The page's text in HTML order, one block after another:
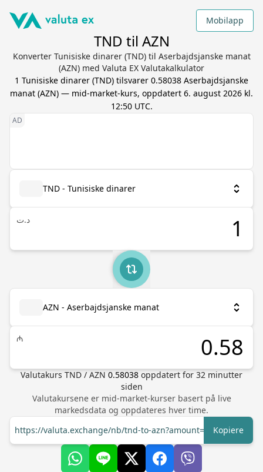
Mobilapp
TND til AZN
Konverter Tunisiske dinarer (TND) til Aserbajdsjanske manat
(AZN) med Valuta EX Valutakalkulator
1 Tunisiske dinarer (TND) tilsvarer 0.58038 Aserbajdsjanske
manat (AZN) — mid-market-kurs, oppdatert 6. august 2026 kl.
12:50 UTC.
TND - Tunisiske dinarer
د.ت
AZN - Aserbajdsjanske manat
₼
Valutakurs TND / AZN 0.58038 oppdatert for 32 minutter
siden
Valutakursene er mid-market-kurser basert på live
markedsdata og oppdateres hver time.
https://valuta.exchange/nb/tnd-to-azn?amount=1
Kopiere